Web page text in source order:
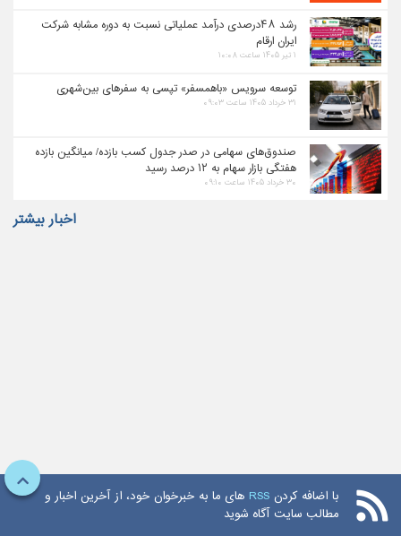
رشد ۴۸درصدی درآمد عملیاتی نسبت به دوره مشابه شرکت
ایران ارقام
۱ تیر ۱۴۰۵ ساعت ۱۰:۰۸
توسعه سرویس «باهمسفر» تپسی به سفرهای بین‌شهری
۳۱ خرداد ۱۴۰۵ ساعت ۰۹:۰۳
صندوق‌های سهامی در صدر جدول کسب بازده/ میانگین بازده
هفتگی بازار سهام به ۱۲ درصد رسید
۳۰ خرداد ۱۴۰۵ ساعت ۰۹:۱۰
اخبار بیشتر
با اضافه کردن RSS های ما به خبرخوان خود، از آخرین اخبار و
مطالب سایت آگاه شوید